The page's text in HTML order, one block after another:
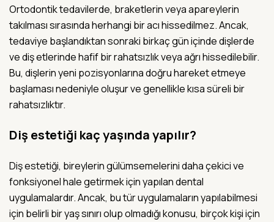
Ortodontik tedavilerde, braketlerin veya apareylerin
takılması sırasında herhangi bir acı hissedilmez. Ancak,
tedaviye başlandıktan sonraki birkaç gün içinde dişlerde
ve diş etlerinde hafif bir rahatsızlık veya ağrı hissedilebilir.
Bu, dişlerin yeni pozisyonlarına doğru hareket etmeye
başlaması nedeniyle oluşur ve genellikle kısa süreli bir
rahatsızlıktır.
Diş estetiği kaç yaşında yapılır?
Diş estetiği, bireylerin gülümsemelerini daha çekici ve
fonksiyonel hale getirmek için yapılan dental
uygulamalardır. Ancak, bu tür uygulamaların yapılabilmesi
için belirli bir yaş sınırı olup olmadığı konusu, birçok kişi için